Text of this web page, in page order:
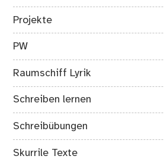
Projekte
PW
Raumschiff Lyrik
Schreiben lernen
Schreibübungen
Skurrile Texte